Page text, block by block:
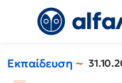
Εκπαίδευση